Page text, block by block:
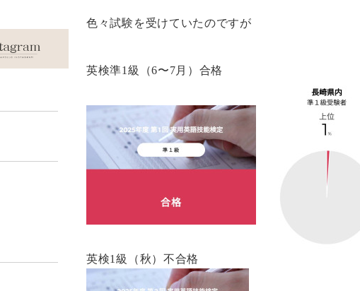
色々試験を受けていたのですが
英検準1級（6〜7月）合格
英検1級（秋）不合格